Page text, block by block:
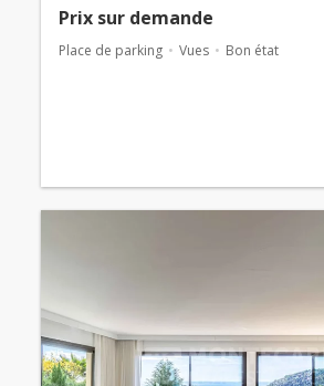
Prix ​​sur demande
Place de parking Vues Bon état